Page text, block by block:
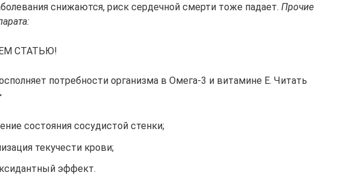
снижаются, риск сердечной смерти тоже падает. Прочие
СТАТЬЮ!
потребности организма в Омега-3 и витамине Е. Читать
состояния сосудистой стенки;
текучести крови;
эффект.